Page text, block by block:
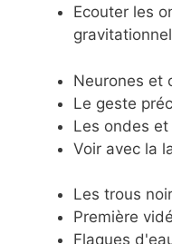
Ecouter les
Neurones et
Le geste
Les ondes
Voir avec la
Les trous
Première
Flaques